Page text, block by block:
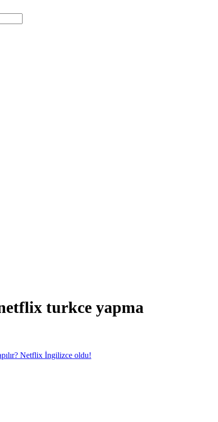
turkce yapma
Netflix İngilizce oldu!